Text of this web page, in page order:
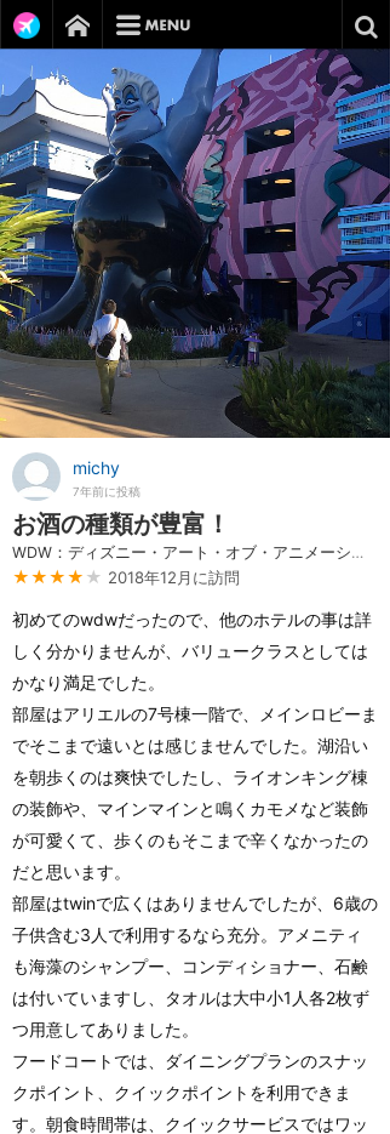
michy
7年前に投稿
お酒の種類が豊富！
WDW：ディズニー・アート・オブ・アニメーション・リゾート
★★★★ ★ 2018年12月に訪問
初めてのwdwだったので、他のホテルの事は詳
しく分かりませんが、バリュークラスとしては
かなり満足でした。
部屋はアリエルの7号棟一階で、メインロビーま
でそこまで遠いとは感じませんでした。湖沿い
を朝歩くのは爽快でしたし、ライオンキング棟
の装飾や、マインマインと鳴くカモメなど装飾
が可愛くて、歩くのもそこまで辛くなかったの
だと思います。
部屋はtwinで広くはありませんでしたが、6歳の
子供含む3人で利用するなら充分。アメニティ
も海藻のシャンプー、コンディショナー、石鹸
は付いていますし、タオルは大中小1人各2枚ず
つ用意してありました。
フードコートでは、ダイニングプランのスナッ
クポイント、クイックポイントを利用できま
す。朝食時間帯は、クイックサービスではワッ